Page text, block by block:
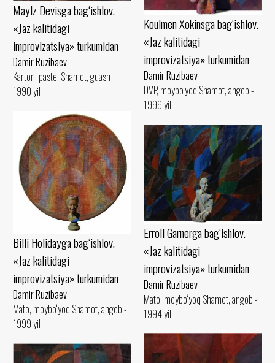
Koulmen Xokinsga bag‘ishlov.
«Jaz kalitidagi
improvizatsiya» turkumidan
Damir Ruzibaev
DVP, moybo‘yoq Shamot, angob -
1999 yil
Maylz Devisga bag‘ishlov.
«Jaz kalitidagi
improvizatsiya» turkumidan
Damir Ruzibaev
Karton, pastel Shamot, guash -
1990 yil
Billi Holidayga bag‘ishlov.
«Jaz kalitidagi
improvizatsiya» turkumidan
Damir Ruzibaev
Mato, moybo‘yoq Shamot, angob -
1999 yil
Erroll Garnerga bag‘ishlov.
«Jaz kalitidagi
improvizatsiya» turkumidan
Damir Ruzibaev
Mato, moybo‘yoq Shamot, angob -
1994 yil